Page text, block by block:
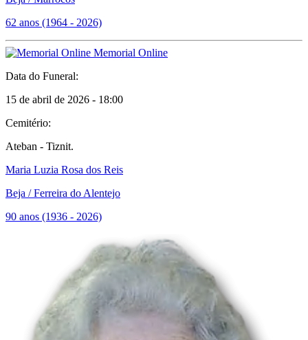
62 anos (1964 - 2026)
Memorial Online
Data do Funeral:
15 de abril de 2026 - 18:00
Cemitério:
Ateban - Tiznit.
Maria Luzia Rosa dos Reis
Beja / Ferreira do Alentejo
90 anos (1936 - 2026)